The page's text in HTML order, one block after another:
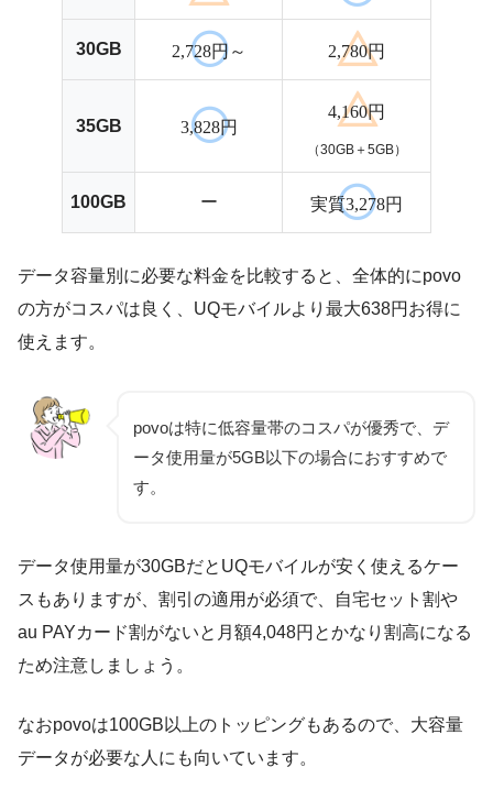
30GB 2,728円～ 2,780円
35GB 3,828円
4,160円
（30GB＋5GB）
100GB ー 実質3,278円
データ容量別に必要な料金を比較すると、全体的にpovo
の方がコスパは良く、UQモバイルより最大638円お得に
使えます。
povoは特に低容量帯のコスパが優秀で、デ
ータ使用量が5GB以下の場合におすすめで
す。
データ使用量が30GBだとUQモバイルが安く使えるケー
スもありますが、割引の適用が必須で、自宅セット割や
au PAYカード割がないと月額4,048円とかなり割高になる
ため注意しましょう。
なおpovoは100GB以上のトッピングもあるので、大容量
データが必要な人にも向いています。